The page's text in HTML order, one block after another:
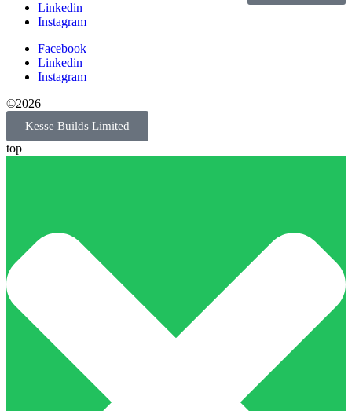
Linkedin
Instagram
Facebook
Linkedin
Instagram
©2026
Kesse Builds Limited
top